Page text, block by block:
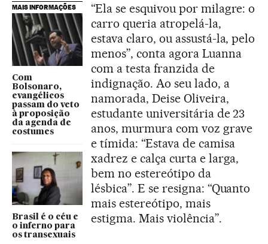
MAIS INFORMAÇÕES
Com
Bolsonaro,
evangélicos
passam do veto
à proposição
da agenda de
costumes
Brasil é o céu e
o inferno para
os transexuais
“Ela se esquivou por milagre: o
carro queria atropelá-la,
estava claro, ou assustá-la, pelo
menos”, conta agora Luanna
com a testa franzida de
indignação. Ao seu lado, a
namorada, Deise Oliveira,
estudante universitária de 23
anos, murmura com voz grave
e tímida: “Estava de camisa
xadrez e calça curta e larga,
bem no estereótipo da
lésbica”. E se resigna: “Quanto
mais estereótipo, mais
estigma. Mais violência”.